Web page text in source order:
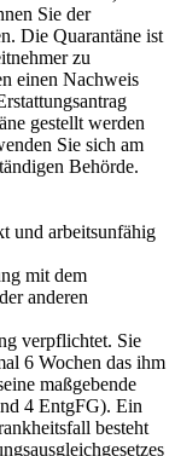
Sie der
Die Quarantäne ist
zu
einen Nachweis
gestellt werden
Sie sich am
Behörde.
und arbeitsunfähig
mit dem
anderen
verpflichtet. Sie
6 Wochen das ihm
maßgebende
4 EntgFG). Ein
besteht